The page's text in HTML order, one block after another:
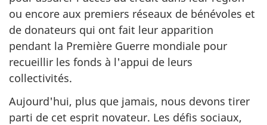
ou encore aux premiers réseaux de bénévoles et
de donateurs qui ont fait leur apparition
pendant la Première Guerre mondiale pour
recueillir les fonds à l'appui de leurs
collectivités.
Aujourd'hui, plus que jamais, nous devons tirer
parti de cet esprit novateur. Les défis sociaux,